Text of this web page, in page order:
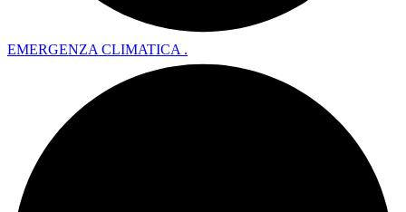
EMERGENZA CLIMATICA .